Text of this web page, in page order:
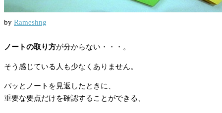
by Rameshng
ノートの取り方が分からない・・・。
そう感じている人も少なくありません。
パッとノートを見返したときに、
重要な要点だけを確認することができる、